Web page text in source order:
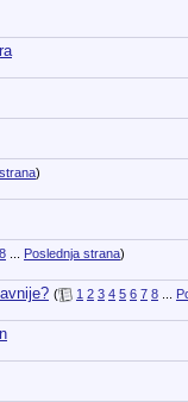
)
8... Poslednja strana)
( 1 2 3 4 5 6 7 8...